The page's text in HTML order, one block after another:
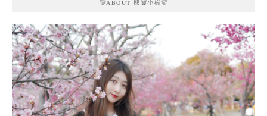
🐻ABOUT 熊寶小榆🐻